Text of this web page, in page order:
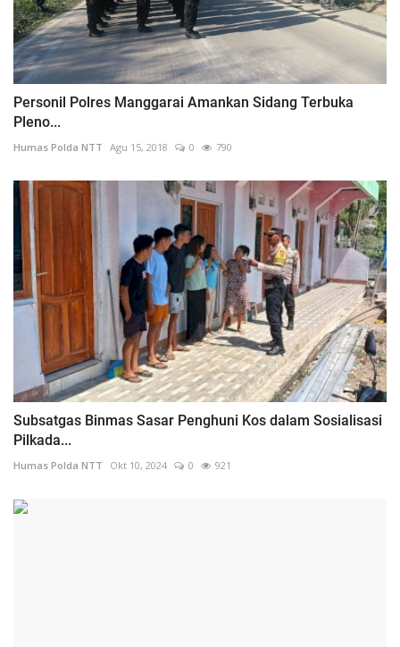
Personil Polres Manggarai Amankan Sidang Terbuka
Pleno...
Humas Polda NTT Agu 15, 2018 0 790
Subsatgas Binmas Sasar Penghuni Kos dalam Sosialisasi
Pilkada...
Humas Polda NTT Okt 10, 2024 0 921